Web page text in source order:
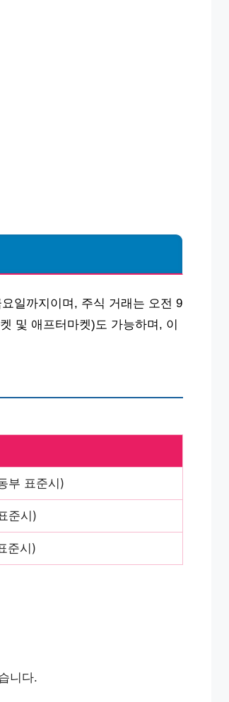
일까지이며, 주식 거래는 오전 9
및 애프터마켓)도 가능하며, 이
부 표준시)
준시)
준시)
니다.